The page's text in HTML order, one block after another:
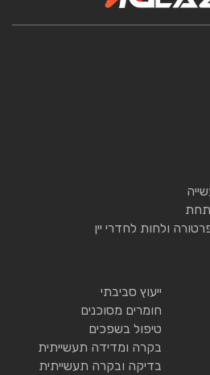
ולחות לחדרי יין
ייעוץ סביבתי
חומרים מסוכנים
טיפול בשפכים
בקרה ומדידה תעשייתית
בדיקה ובקרה תעשייתית